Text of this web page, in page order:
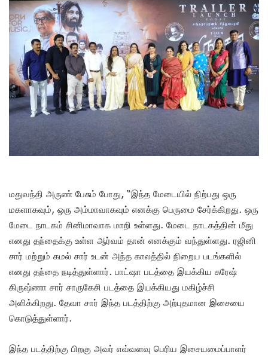
மதுவந்தி அருண் பேசும் போது, “இந்த மேடையில் நிற்பது ஒரு
மகளாகவும், ஒரு அம்மாவாகவும் எனக்கு பெருமை சேர்க்கிறது. ஒரு
மேடை நாடகம் சினிமாவாக மாறி உள்ளது. மேடை நாடகத்தின் மீது
எனது தந்தைக்கு உள்ள ஆர்வம் தான் எனக்கும் வந்துள்ளது. ரஜினி
சார் மற்றும் கமல் சார் உடன் அந்த காலத்தில் நிறைய படங்களில்
எனது தந்தை நடித்துள்ளார். பாட்ஷா படத்தை இயக்கிய சுரேஷ்
கிருஷ்ணா சார் சாருகேசி படத்தை இயக்கியது மகிழ்ச்சி
அளிக்கிறது. தேவா சார் இந்த படத்திற்கு அற்புதமான இசையை
கொடுத்துள்ளார்.
இந்த படத்திற்கு பிறகு அவர் எவ்வளவு பெரிய இசையமைப்பாளர்